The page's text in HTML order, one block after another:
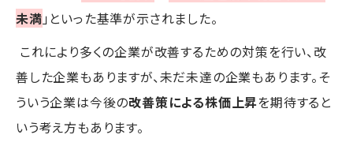
未満 」といった基準が示されました。
これにより多くの企業が改善するための対策を行い、改
善した企業もありますが、未だ未達の企業もあります。そ
ういう企業は今後の改善策による株価上昇を期待すると
いう考え方もあります。